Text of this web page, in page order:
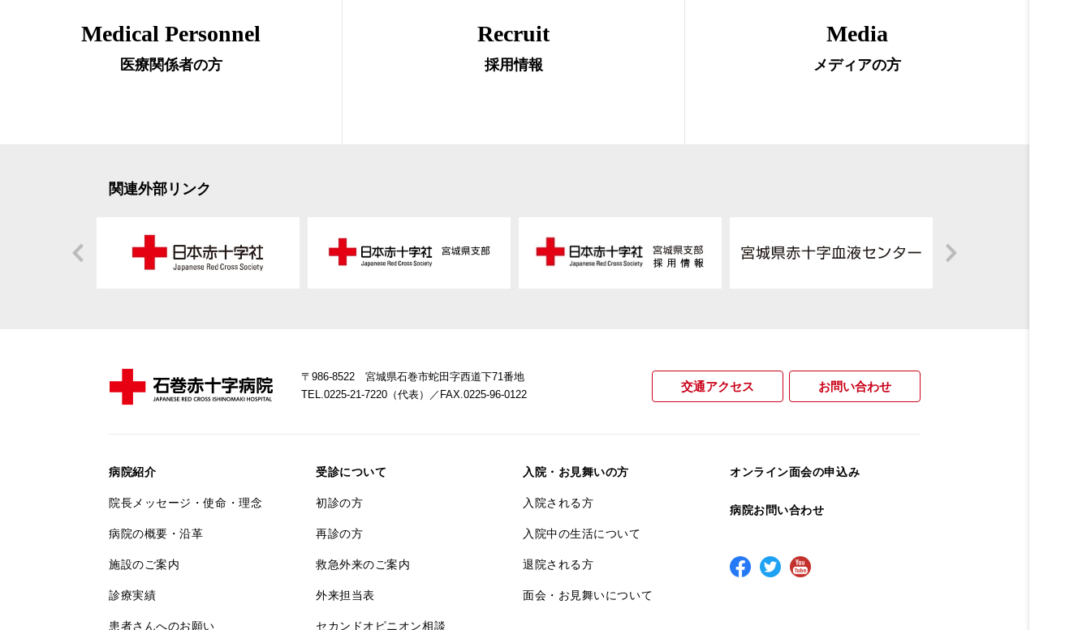
Medical Personnel
医療関係者の方
Recruit
採用情報
Media
メディアの方
関連外部リンク
〒986-8522 宮城県石巻市蛇田字西道下71番地
TEL.0225-21-7220（代表）
／FAX.0225-96-0122
交通アクセス お問い合わせ
病院紹介
院長メッセージ・使命・理念
病院の概要・沿革
施設のご案内
診療実績
患者さんへのお願い
受診について
初診の方
再診の方
救急外来のご案内
外来担当表
セカンドオピニオン相談
入院・お見舞いの方
入院される方
入院中の生活について
退院される方
面会・お見舞いについて
オンライン面会の申込み
病院お問い合わせ